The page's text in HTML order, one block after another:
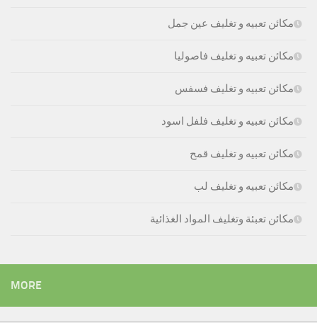
مكائن تعبيه و تغليف عين جمل
مكائن تعبيه و تغليف فاصوليا
مكائن تعبيه و تغليف فسفس
مكائن تعبيه و تغليف فلفل اسود
مكائن تعبيه و تغليف قمح
مكائن تعبيه و تغليف لب
مكائن تعبئة وتغليف المواد الغذائية
MORE